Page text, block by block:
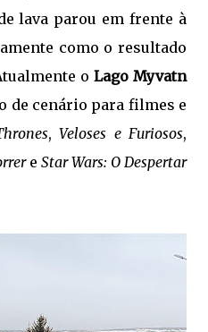
lava parou em frente à
como o resultado
o Lago Myvatn
de cenário para filmes e
,Veloses e Furiosos,
e Star Wars: O Despertar